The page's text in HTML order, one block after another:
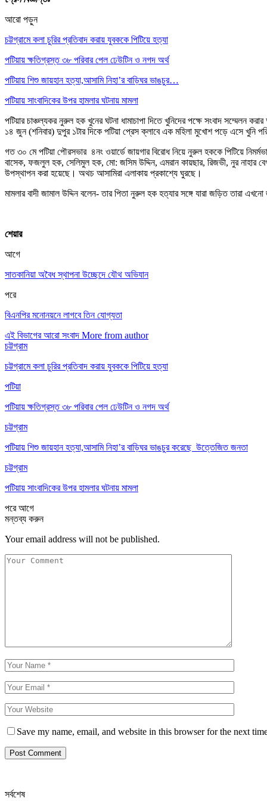
আরো পড়ুন
চট্টগ্রামে কলা চুরির প্রতিবাদ করায় যুবককে পিটিয়ে হত্যা
পটিয়ায় ক্ষতিগ্রস্ত ৩৮ পরিবার পেল ঢেউটিন ও নগদ অর্থ
পটিয়ায় শিশু জায়হান হত্যা,আসামি নিহা’র বাড়িঘর ভাঙচুর…
পটিয়ায় সাংবাদিকের উপর হামলার ঘটনায় মামলা
পটিয়ার চাঞ্চল্যকর নুরুল হক খুনের ঘটনা ধামাচাপা দিতে খুনিদের পক্ষে সংবাদ সম্মেলন
১৪ জুন (শনিবার) দুপুর ১টার দিকে পটিয়া প্রেস ক্লাবে এক মহিলা মুখোশ পড়ে এসে খুনি
গত ৩০ মে পটিয়া পৌরসভার ৪নং ওয়ার্ডে জায়গার বিরোধ নিয়ে নুরুল হককে পিটিয়ে
বাসেক, ফজলুল হক, সেলিমুল হক, মো: জসিম উদ্দিন, এমরান কায়ছার, রিজভী, নুর নাহার
উপস্থাপন করা হয়েছে। অথচ আসামিরা এলাকায় প্রকাশ্যে ঘুরছে।
মামলার বাদী জামাল উদ্দিন বলেন- তার পিতা নুরুল হক হত্যার সঙ্গে যারা জড়িত তারা
শেয়ার
আগে
সাতকানিয়া অবৈধ স্থাপনা উচ্ছেদে যৌথ অভিযান
পরে
বিএনপির মনোনয়নে লাগবে তিন যোগ্যতা
এই বিভাগের আরো সংবাদ More from author
চট্টগ্রাম
চট্টগ্রামে কলা চুরির প্রতিবাদ করায় যুবককে পিটিয়ে হত্যা
পটিয়া
পটিয়ায় ক্ষতিগ্রস্ত ৩৮ পরিবার পেল ঢেউটিন ও নগদ অর্থ
চট্টগ্রাম
পটিয়ায় শিশু জায়হান হত্যা,আসামি নিহা’র বাড়িঘর ভাঙচুর করেছে উত্তেজিত জনতা
চট্টগ্রাম
পটিয়ায় সাংবাদিকের উপর হামলার ঘটনায় মামলা
পরেআগে
মন্তব্য করুন
Your email address will not be published.
Save my name, email, and website in this browser for the next
সর্বশেষ